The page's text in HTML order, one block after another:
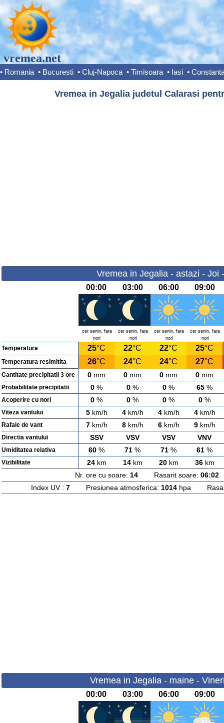
vremea.net
• Romania • Bucuresti • Cluj-Napoca • Timisoara • Iasi •
Vremea in Jegalia judetul Calarasi
Vremea in Jegalia - astazi - Joi
00:00 03:00 06:00 09:00
cer senin, fara
nori
cer senin, fara
nori
cer senin, fara
nori
cer senin, fara
nori
Temperatura 25°C 22°C 22°C 25°C
Temperatura resimitita 26°C 24°C 24°C 27°C
Cantitate precipitatii 3 ore 0 mm 0 mm 0 mm 0 mm
Probabilitate precipitatii 0 % 0 % 0 % 65 %
Acoperire cu nori 0 % 0 % 0 % 0 %
Viteza vantului 5km/h 4km/h 4km/h 4km/h
Rafale de vant 7km/h 8km/h 6km/h 9km/h
Directia vantului SSV VSV VSV VNV
Umiditatea relativa 60 % 71 % 71 % 61 %
Vizibilitate 24km 14km 20km 36km
Nr. ore cu soare: 14Rasarit soare: 06:02
Index UV : 7Presiunea atmosferica: 1014hpa
Vremea in Jegalia - maine -
00:00 03:00 06:00 09:00